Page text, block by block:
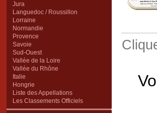
Jura
Languedoc / Roussillon
Lorraine
Normandie
Provence
Savoie
Sud-Ouest
Vallée de la Loire
Vallée du Rhône
Italie
Hongrie
Liste des Appellations
Les Classements Officiels